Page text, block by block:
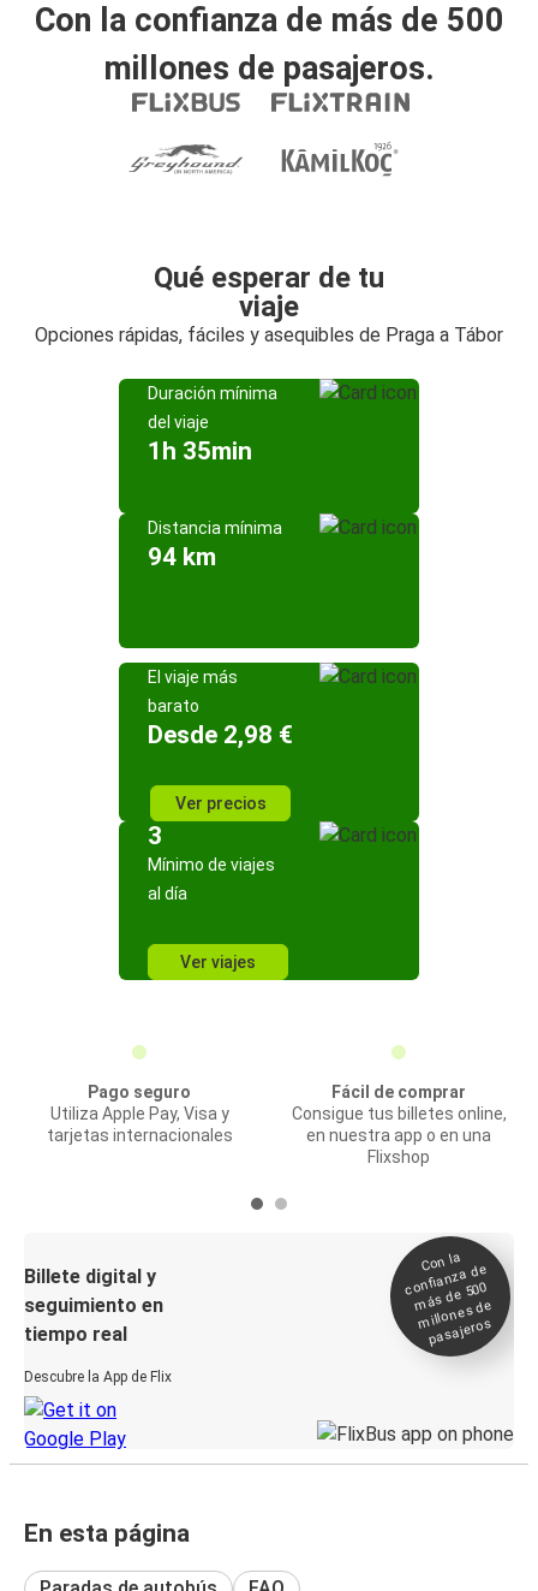
Con la confianza de más de 500
millones de pasajeros.
Qué esperar de tu
viaje
Opciones rápidas, fáciles y asequibles de Praga a Tábor
Duración mínima
del viaje
1h 35min
Distancia mínima
94 km
El viaje más
barato
Desde 2,98 €
Ver precios
3
Mínimo de viajes
al día
Ver viajes
Pago seguro
Utiliza Apple Pay, Visa y
tarjetas internacionales
Fácil de comprar
Consigue tus billetes online,
en nuestra app o en una
Flixshop
Billete digital y
seguimiento en
tiempo real
Descubre la App de Flix
Con la
confianza de
más de 500
millones de
pasajeros
En esta página